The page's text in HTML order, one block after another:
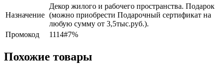
Назначение
Декор жилого и рабочего пространства. Подарок
(можно приобрести Подарочный сертификат на
любую сумму от 3,5тыс.руб.).
Промокод
1114#7%
Похожие товары